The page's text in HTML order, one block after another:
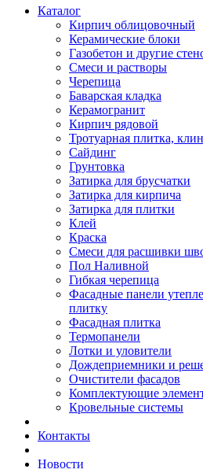
Каталог
Кирпич облицовочный
Керамические блоки
Газобетон и другие
Смеси и растворы
Черепица
Баварская кладка
Керамогранит
Кирпич рядовой
Тротуарная плитка,
Сайдинг
Грунтовка
Затирка для брусчатки
Затирка для кирпича
Затирка для плитки
Клей
Краска
Смеси для расшивки
Пол Наливной
Гибкая черепица
Фасадные панели
плитку
Фасадная плитка
Термопанели
Лотки и уловители
Дождеприемники и
Очистители фасадов
Комплектующие
Кровельные системы
Контакты
Новости